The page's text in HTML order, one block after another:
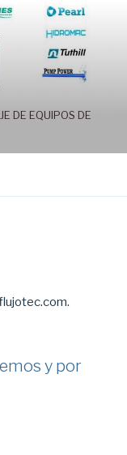
DE EQUIPOS DE
y por